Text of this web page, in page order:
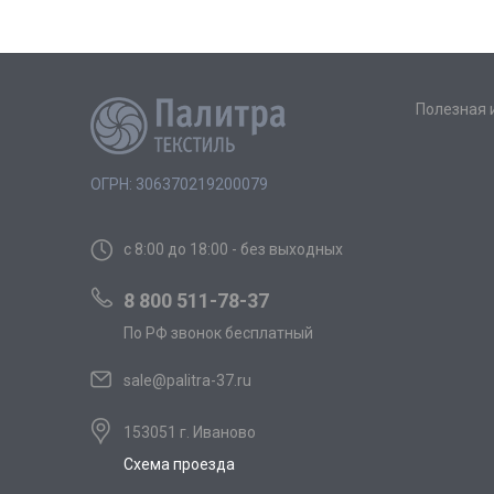
ОГРН: 306370219200079
с 8:00 до 18:00 - без выходных
8 800 511-78-37
По РФ звонок бесплатный
sale@palitra-37.ru
153051 г. Иваново
Схема проезда
Полезная